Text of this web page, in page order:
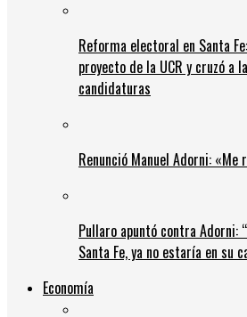
Reforma electoral en Santa
proyecto de la UCR y cruzó a
candidaturas
Renunció Manuel Adorni:
Pullaro apuntó contra Adorni:
Santa Fe, ya no estaría en su
Economía